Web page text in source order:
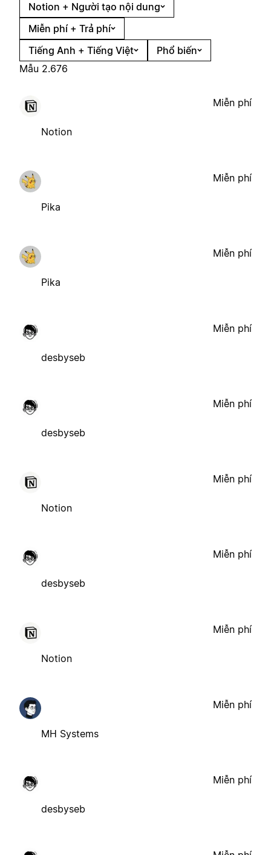
Notion + Người tạo nội dung
Miễn phí + Trả phí
Tiếng Anh + Tiếng Việt
Phổ biến
Mẫu 2.676
Notion
Miễn phí
Pika
Miễn phí
Pika
Miễn phí
desbyseb
Miễn phí
desbyseb
Miễn phí
Notion
Miễn phí
desbyseb
Miễn phí
Notion
Miễn phí
MH Systems
Miễn phí
desbyseb
Miễn phí